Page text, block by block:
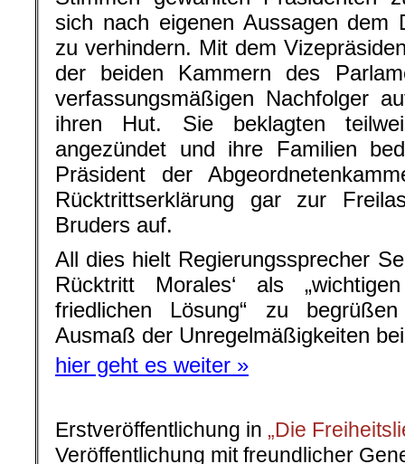
Rücktrittserklärung gar zur
Bruders auf.
All dies hielt Regierungssprecher
Rücktritt Morales‘ als
friedlichen Lösung“ zu
Ausmaß der Unregelmäßigkeiten
hier geht es weiter »
Erstveröffentlichung in
Veröffentlichung mit freundlicher
Herausgebers und des Autors.
wurden von der Redaktion American
Über den Autor:Andrej Hunko ist
Weitere Artikelvon Andrej Konstantin